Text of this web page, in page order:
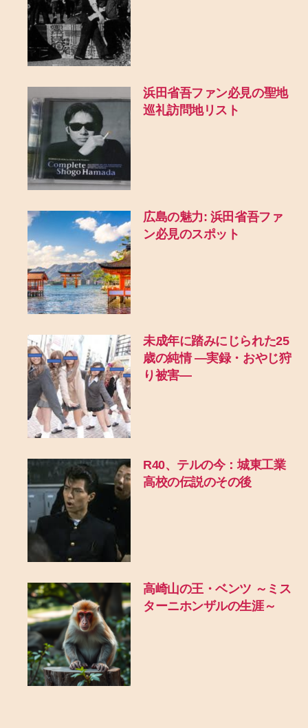
浜田省吾ファン必見の聖地
巡礼訪問地リスト
広島の魅力: 浜田省吾ファ
ン必見のスポット
未成年に踏みにじられた25
歳の純情 ―実録・おやじ狩
り被害―
R40、テルの今：城東工業
高校の伝説のその後
高崎山の王・ベンツ ～ミス
ターニホンザルの生涯～